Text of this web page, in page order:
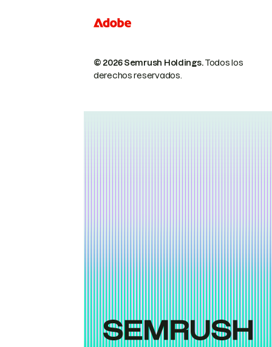
© 2026 Semrush Holdings.Todos los
derechos reservados.